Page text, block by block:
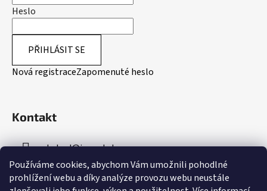
Používáme cookies, abychom Vám umožnili pohodlné
prohlížení webu a díky analýze provozu webu neustále
Heslo
PŘIHLÁSIT SE
Nová registraceZapomenuté heslo
Kontakt
obchod@inpeakstore.cz
+420 799 512 790